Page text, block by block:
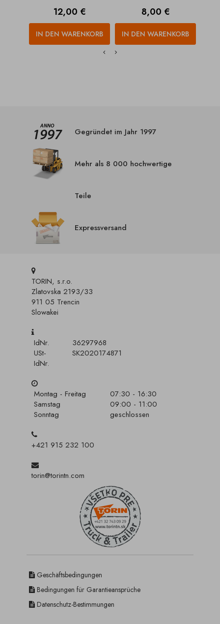
Preis
12,00 €
IN DEN WARENKORB
Preis
8,00 €
IN DEN WARENKORB
Gegründet im Jahr 1997
Mehr als 8 000 hochwertige
Teile
Expressversand
TORIN, s.r.o.
Zlatovska 2193/33
911 05 Trencin
Slowakei
IdNr.
36297968
USt-
IdNr.
SK2020174871
Montag - Freitag
07:30 - 16:30
Samstag
09:00 - 11:00
Sonntag
geschlossen
+421 915 232 100
torin@torintn.com
Geschäftsbedingungen
Bedingungen für Garantieansprüche
Datenschutz-Bestimmungen